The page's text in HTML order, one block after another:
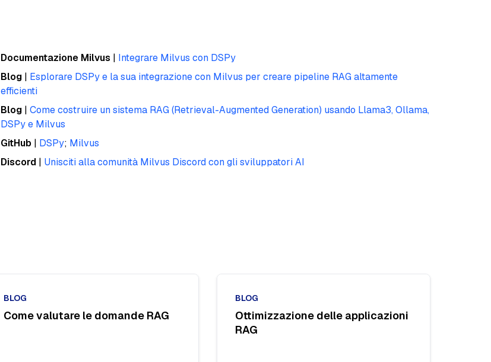
Documentazione Milvus | Integrare Milvus con DSPy
Blog | Esplorare DSPy e la sua integrazione con Milvus per creare pipeline RAG altamente
efficienti
Blog | Come costruire un sistema RAG (Retrieval-Augmented Generation) usando Llama3, Ollama,
DSPy e Milvus
GitHub | DSPy; Milvus
Discord | Unisciti alla comunità Milvus Discord con gli sviluppatori AI
BLOG
Come valutare le domande RAG
BLOG
Ottimizzazione delle applicazioni
RAG